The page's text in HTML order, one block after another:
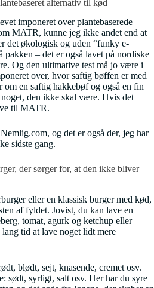
alternativ til kød
imponeret over plantebaserede
MATR, kunne jeg ikke andet end at
det økologisk og uden “funky e-
pakken – det er også lavet på nordiske
Og den ultimative test må jo være i
over, hvor saftig bøffen er med
om en saftig hakkebøf og også en fin
den ikke skal være. Hvis det
til MATR.
og det er også der, jeg har
sidste gang.
der sørger for, at den ikke bliver
eller en klassisk burger med kød,
af fyldet. Jovist, du kan lave en
tomat, agurk og ketchup eller
tid at lave noget lidt mere
blødt, sejt, knasende, cremet osv.
sødt, syrligt, salt osv. Her har du syre